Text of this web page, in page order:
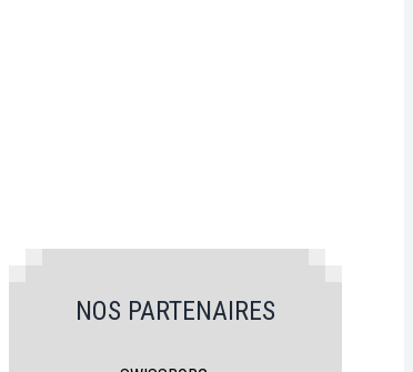
NOS PARTENAIRES